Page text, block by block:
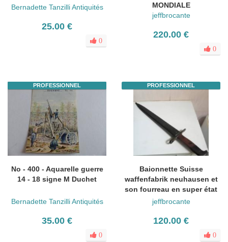
Bernadette Tanzilli Antiquités
25.00 €
0
MONDIALE
jeffbrocante
220.00 €
0
PROFESSIONNEL
No - 400 - Aquarelle guerre
14 - 18 signe M Duchet
Bernadette Tanzilli Antiquités
35.00 €
0
PROFESSIONNEL
Baionnette Suisse
waffenfabrik neuhausen et
son fourreau en super état
jeffbrocante
120.00 €
0